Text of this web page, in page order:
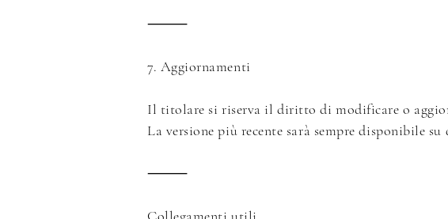
⸻
7. Aggiornamenti
Il titolare si riserva il diritto di modificare o
La versione più recente sarà sempre disponibile su
⸻